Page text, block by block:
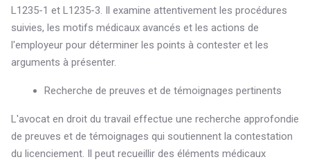
L1235-1 et L1235-3. Il examine attentivement les procédures
suivies, les motifs médicaux avancés et les actions de
l'employeur pour déterminer les points à contester et les
arguments à présenter.
Recherche de preuves et de témoignages pertinents
L'avocat en droit du travail effectue une recherche approfondie
de preuves et de témoignages qui soutiennent la contestation
du licenciement. Il peut recueillir des éléments médicaux